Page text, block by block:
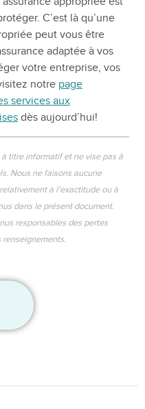
C’est là qu’une
peut vous être
adaptée à vos
votre entreprise, vos
notre page
services aux
dès aujourd’hui!
titre informatif et ne vise pas à
Nous ne faisons aucune
à l’exactitude ou à
dans le présent document.
responsables des pertes
renseignements.